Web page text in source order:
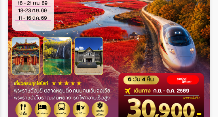
สายการบิน
ตั้งแต่วันที่
ถึงวันที่